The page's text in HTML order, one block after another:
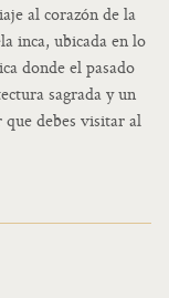
al corazón de la
inca, ubicada en lo
donde el pasado
sagrada y un
debes visitar al